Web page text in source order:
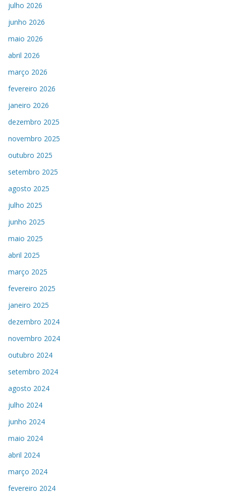
julho 2026
junho 2026
maio 2026
abril 2026
março 2026
fevereiro 2026
janeiro 2026
dezembro 2025
novembro 2025
outubro 2025
setembro 2025
agosto 2025
julho 2025
junho 2025
maio 2025
abril 2025
março 2025
fevereiro 2025
janeiro 2025
dezembro 2024
novembro 2024
outubro 2024
setembro 2024
agosto 2024
julho 2024
junho 2024
maio 2024
abril 2024
março 2024
fevereiro 2024